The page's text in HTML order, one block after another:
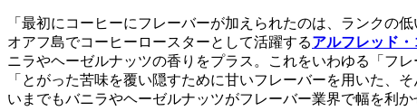
「最初にコーヒーにフレーバーが加えられたのは、ランクの
オアフ島でコーヒーロースターとして活躍するアルフレッド
ニラやヘーゼルナッツの香りをプラス。これをいわゆる「フ
「とがった苦味を覆い隠すために甘いフレーバーを用いた、そ
いまでもバニラやヘーゼルナッツがフレーバー業界で幅を利